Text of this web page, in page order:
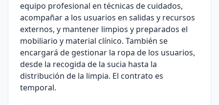
equipo profesional en técnicas de cuidados,
acompañar a los usuarios en salidas y recursos
externos, y mantener limpios y preparados el
mobiliario y material clínico. También se
encargará de gestionar la ropa de los usuarios,
desde la recogida de la sucia hasta la
distribución de la limpia. El contrato es
temporal.